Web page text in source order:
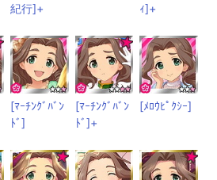
紀行]+
ｨ]+
[ﾏｰﾁﾝｸﾞﾊﾞﾝ
ﾄﾞ]
[ﾏｰﾁﾝｸﾞﾊﾞﾝ
ﾄﾞ]+
[ﾒﾛｳﾋﾟｸｼｰ]